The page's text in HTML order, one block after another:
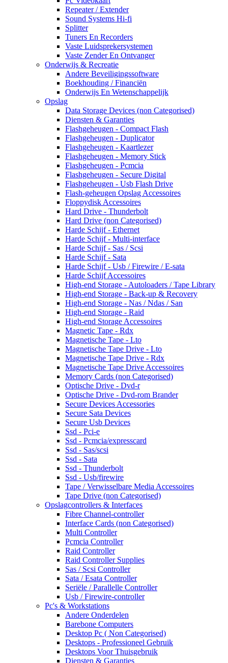
Repeater / Extender
Sound Systems Hi-fi
Splitter
Tuners En Recorders
Vaste Luidsprekersystemen
Vaste Zender En Ontvanger
Onderwijs & Recreatie
Andere Beveiligingssoftware
Boekhouding / Financiën
Onderwijs En Wetenschappelijk
Opslag
Data Storage Devices (non Categorised)
Diensten & Garanties
Flashgeheugen - Compact Flash
Flashgeheugen - Duplicator
Flashgeheugen - Kaartlezer
Flashgeheugen - Memory Stick
Flashgeheugen - Pcmcia
Flashgeheugen - Secure Digital
Flashgeheugen - Usb Flash Drive
Flash-geheugen Opslag Accessoires
Floppydisk Accessoires
Hard Drive - Thunderbolt
Hard Drive (non Categorised)
Harde Schijf - Ethernet
Harde Schijf - Multi-interface
Harde Schijf - Sas / Scsi
Harde Schijf - Sata
Harde Schijf - Usb / Firewire / E-sata
Harde Schijf Accessoires
High-end Storage - Autoloaders / Tape Library
High-end Storage - Back-up & Recovery
High-end Storage - Nas / Ndas / San
High-end Storage - Raid
High-end Storage Accessoires
Magnetic Tape - Rdx
Magnetische Tape - Lto
Magnetische Tape Drive - Lto
Magnetische Tape Drive - Rdx
Magnetische Tape Drive Accessoires
Memory Cards (non Categorised)
Optische Drive - Dvd-r
Optische Drive - Dvd-rom Brander
Secure Devices Accessories
Secure Sata Devices
Secure Usb Devices
Ssd - Pci-e
Ssd - Pcmcia/expresscard
Ssd - Sas/scsi
Ssd - Sata
Ssd - Thunderbolt
Ssd - Usb/firewire
Tape / Verwisselbare Media Accessoires
Tape Drive (non Categorised)
Opslagcontrollers & Interfaces
Fibre Channel-controller
Interface Cards (non Categorised)
Multi Controller
Pcmcia Controller
Raid Controller
Raid Controller Supplies
Sas / Scsi Controller
Sata / Esata Controller
Seriële / Parallelle Controller
Usb / Firewire-controller
Pc's & Workstations
Andere Onderdelen
Barebone Computers
Desktop Pc ( Non Categorised)
Desktops - Professioneel Gebruik
Desktops Voor Thuisgebruik
Diensten & Garanties